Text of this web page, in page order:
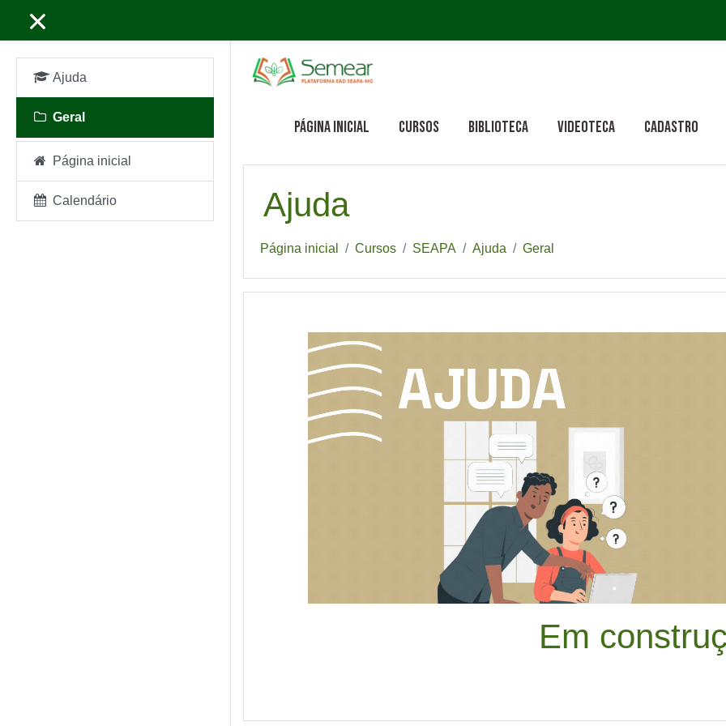
Página inicial Cursos Biblioteca Videoteca Cadastro
Ajuda
Página inicial Cursos SEAPA Ajuda Geral
Em
Ajuda
Geral
Página inicial
Calendário